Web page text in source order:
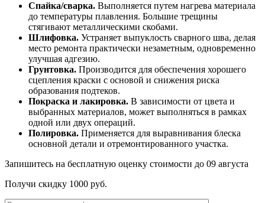
Спайка/сварка. Выполняется путем нагрева материала
до температуры плавления. Большие трещины
стягивают металлическими скобами.
Шлифовка. Устраняет выпуклость сварного шва, делая
место ремонта практически незаметным, одновременно
улучшая адгезию.
Грунтовка. Производится для обеспечения хорошего
сцепления краски с основой и снижения риска
образования подтеков.
Покраска и лакировка. В зависимости от цвета и
выбранных материалов, может выполняться в рамках
одной или двух операций.
Полировка. Применяется для выравнивания блеска
основной детали и отремонтированного участка.
Запишитесь на бесплатную оценку стоимости до 09 августа
Получи скидку 1000 руб.